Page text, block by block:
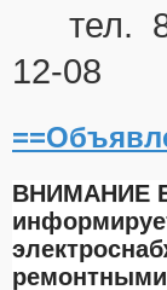
тел.
12-08
ВНИМАНИЕ
ремонтными